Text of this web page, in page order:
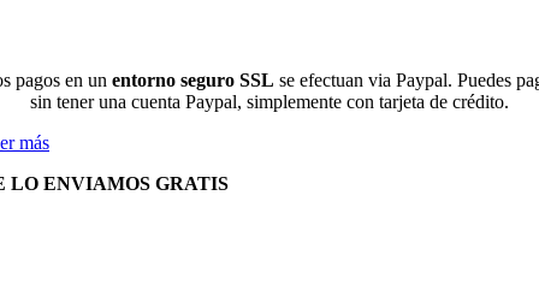
pagos en un entorno seguro SSL se efectuan via Paypal. Puedes
sin tener una cuenta Paypal, simplemente con tarjeta de crédito.
más
LO ENVIAMOS GRATIS